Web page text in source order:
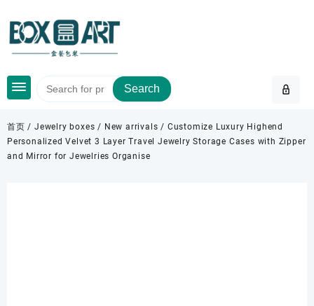
content
Search
首页 /Jewelry boxes / New arrivals / Customize Luxury Highend
Personalized Velvet 3 Layer Travel Jewelry Storage Cases with Zipper
and Mirror for Jewelries Organise